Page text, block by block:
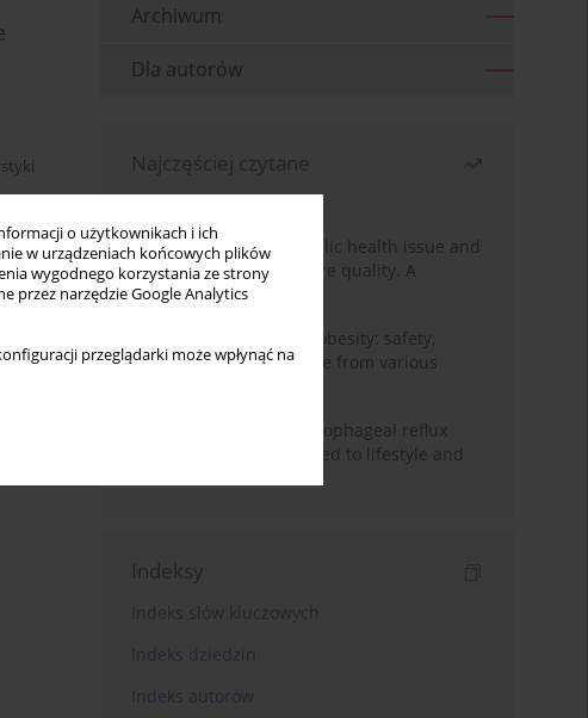
o użytkownikach i ich
w urządzeniach końcowych plików
wygodnego korzystania ze strony
przez narzędzie Google Analytics
przeglądarki może wpłynąć na
Archiwum
Dla autorów
Najczęściej czytane
Nurse burnout as a public health issue and
Its impact on patient care quality. A
narrative review
Ketogenic diet in adult obesity: safety,
limitations, and evidence from various
Risk factors for gastroesophageal reflux
disease symptoms related to lifestyle and
Indeksy
Indeks słów kluczowych
Indeks dziedzin
Indeks autorów